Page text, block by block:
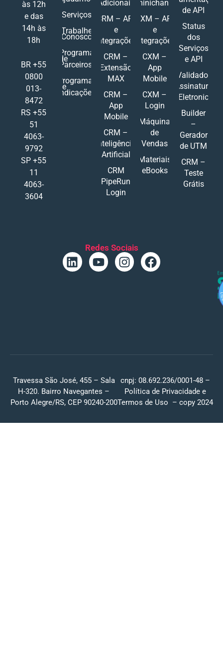
às 12h
e das
14h às
18h
BR +55
0800
013-
8472
RS +55
51
4063-
9792
SP +55
11
4063-
3604
Serviços
Trabalhe
Conosco
Programa
de
Parceiros
Programa
de
Indicações
Adicionais
CRM – API
e
Integrações
CRM –
Extensão
MAX
CRM –
App
Mobile
CRM –
Inteligência
Artificial
CRM
PipeRun
Login
Ominichannel
CXM – API
e
Integrações
CXM –
App
Mobile
CXM –
Login
Máquina
de
Vendas
Materiais
eBooks
de API
Status
dos
Serviços
e API
Validador
Assinatura
Eletronic
Builder
–
Gerador
de UTM
CRM –
Teste
Grátis
Redes Sociais
Travessa São José, 455 – Sala
H-320. Bairro Navegantes –
Porto Alegre/RS, CEP 90240-200
cnpj: 08.692.236/0001-48 –
Política de Privacidade e
Termos de Uso – copy 2024